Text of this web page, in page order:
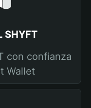
SHYFT
con confianza
Wallet